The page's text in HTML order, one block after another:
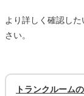
より詳しく確認し
さい。
トランクルーム